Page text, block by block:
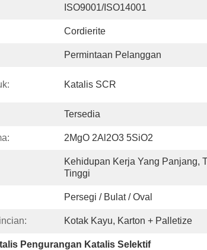
ISO9001/ISO14001
Cordierite
Permintaan Pelanggan
Katalis SCR
Tersedia
2MgO 2Al2O3 5SiO2
Kehidupan Kerja Yang Panjang,
Tinggi
Persegi / Bulat / Oval
Kotak Kayu, Karton + Palletize
Pengurangan Katalis Selektif